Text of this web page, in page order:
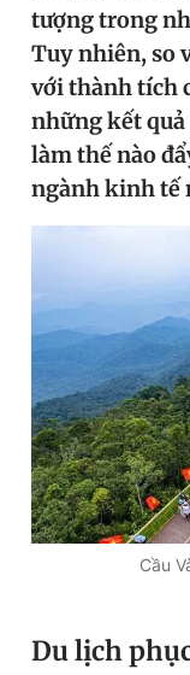
Tin thị trường
Video
Sản phẩm khác
Tiện ích
Thông tin tòa
Đọc Thanh Niên
tượng trong
Tuy nhiên, so
với thành tích
những kết
làm thế nào
ngành kinh tế
Cầu
Du lịch